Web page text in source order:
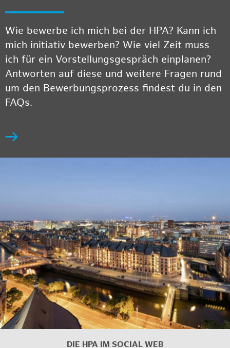
Wie bewerbe ich mich bei der HPA? Kann ich
mich initiativ bewerben? Wie viel Zeit muss
ich für ein Vorstellungsgespräch einplanen?
Antworten auf diese und weitere Fragen rund
um den Bewerbungsprozess findest du in den
FAQs.
DIE HPA IM SOCIAL WEB